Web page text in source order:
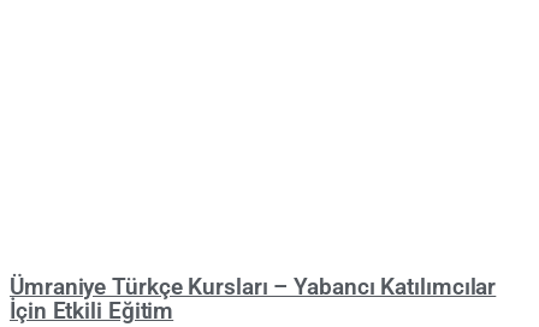
Ümraniye Türkçe Kursları – Yabancı Katılımcılar
İçin Etkili Eğitim